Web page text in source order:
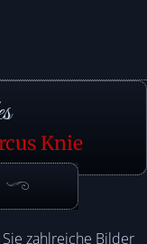
Knie
zahlreiche Bilder